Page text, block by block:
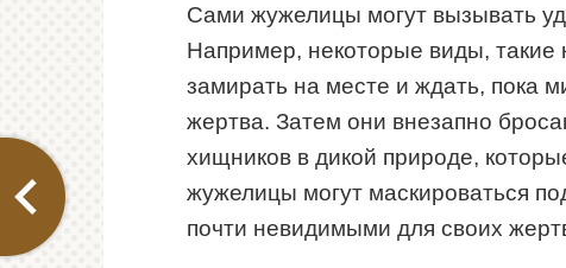
Сами жужелицы могут вызывать
Например, некоторые виды, такие
замирать на месте и ждать, пока
жертва. Затем они внезапно
хищников в дикой природе,
жужелицы могут маскироваться
почти невидимыми для своих